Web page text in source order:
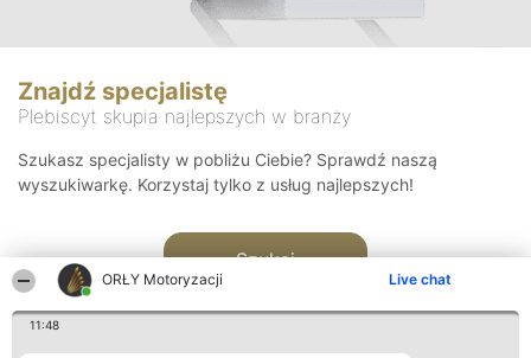
ORŁY Motoryzacji Live chat
11:48
Znajdź specjalistę
Plebiscyt skupia najlepszych w branży
Szukasz specjalisty w pobliżu Ciebie? Sprawdź naszą
wyszukiwarkę. Korzystaj tylko z usług najlepszych!
Szukaj